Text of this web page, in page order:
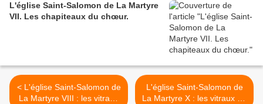
L'église Saint-Salomon de La Martyre
VII. Les chapiteaux du chœur.
< L'église Saint-Salomon de
La Martyre VIII : les vitraux
L'église Saint-Salomon de
La Martyre X : les vitraux du